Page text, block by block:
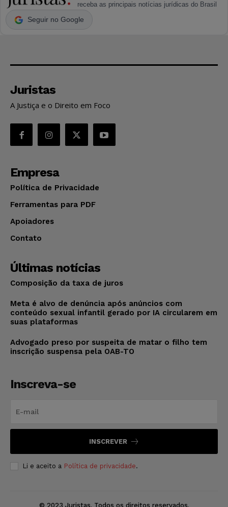
receba as principais notícias jurídicas do Brasil
Seguir no Google
Juristas
A Justiça e o Direito em Foco
Empresa
Política de Privacidade
Ferramentas para PDF
Apoiadores
Contato
Últimas notícias
Composição da taxa de juros
Meta é alvo de denúncia após anúncios com
conteúdo sexual infantil gerado por IA circularem em
suas plataformas
Advogado preso por suspeita de matar o filho tem
inscrição suspensa pela OAB-TO
Inscreva-se
INSCREVER
Li e aceito a Política de privacidade.
© 2023 Juristas. Todos os direitos reservados.